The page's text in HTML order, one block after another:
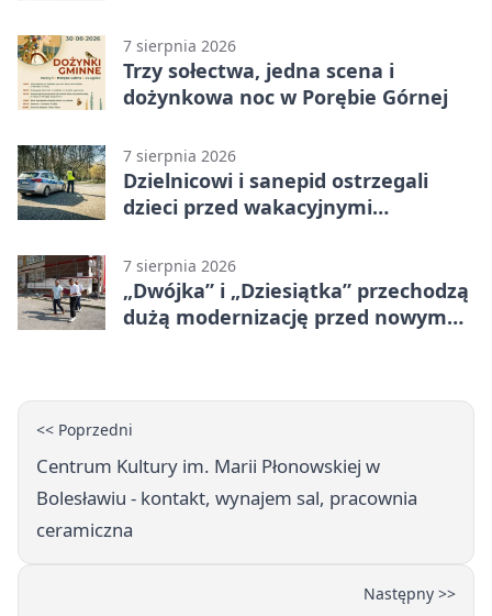
7 sierpnia 2026
Trzy sołectwa, jedna scena i
dożynkowa noc w Porębie Górnej
7 sierpnia 2026
Dzielnicowi i sanepid ostrzegali
dzieci przed wakacyjnymi
7 sierpnia 2026
„Dwójka” i „Dziesiątka” przechodzą
dużą modernizację przed nowym
<< Poprzedni
Centrum Kultury im. Marii Płonowskiej w
Bolesławiu - kontakt, wynajem sal, pracownia
ceramiczna
Następny >>